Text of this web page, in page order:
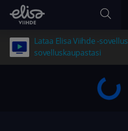
Lataa Elisa Viihde -sovellus
sovelluskaupastasi